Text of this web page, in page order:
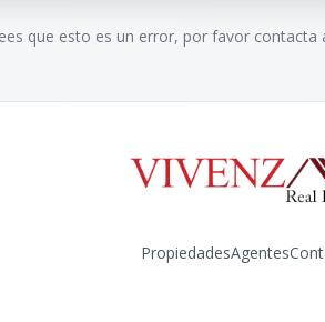
que esto es un error, por favor
PropiedadesAgentes